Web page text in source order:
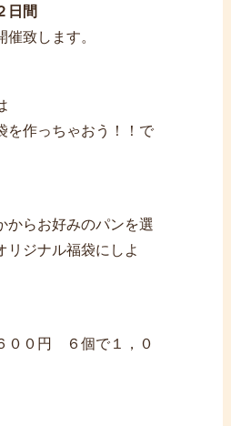
日間
致します。
を作っちゃおう！！で
からお好みのパンを選
リジナル福袋にしよ
００円 ６個で１，０